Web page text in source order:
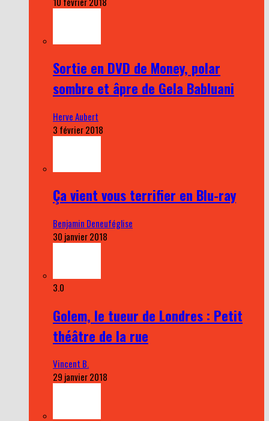
Sortie en DVD de Money, polar
sombre et âpre de Gela Babluani
Herve Aubert
3 février 2018
Ça vient vous terrifier en Blu-ray
Benjamin Deneuféglise
30 janvier 2018
3.0
Golem, le tueur de Londres : Petit
théâtre de la rue
Vincent B.
29 janvier 2018